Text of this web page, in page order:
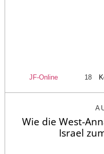
JF-Online 18
Wie die West-
Israel